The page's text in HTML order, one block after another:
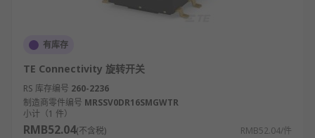
有库存
TE Connectivity 旋转开关
RS 库存编号 260-2236
制造商零件编号 MRSSV0DR16SMGWTR
小计（1 件）
RMB52.04(不含税) RMB52.04/件